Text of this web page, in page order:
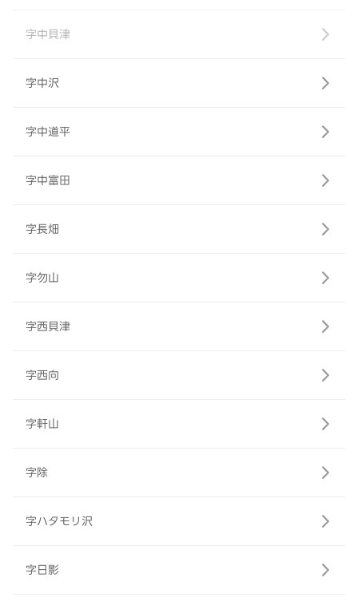
字中貝津
字中沢
字中道平
字中富田
字長畑
字勿山
字西貝津
字西向
字軒山
字除
字ハタモリ沢
字日影